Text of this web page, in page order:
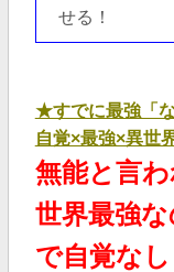
せる！
★すでに最強「
自覚×最強×異世
無能と言
世界最強
で自覚なし